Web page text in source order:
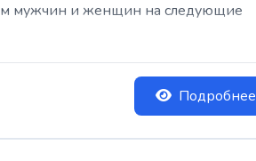
мужчин и женщин на следующие
Подробнее